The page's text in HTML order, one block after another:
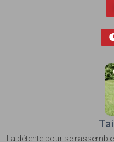
La détente pour se